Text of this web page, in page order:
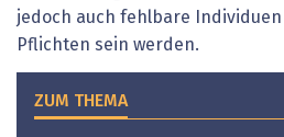
jedoch auch fehlbare
Pflichten sein werden.
ZUM THEMA